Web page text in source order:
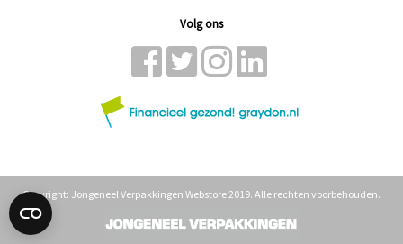
Volg ons
Copyright: Jongeneel Verpakkingen Webstore 2019. Alle rechten voorbehouden.